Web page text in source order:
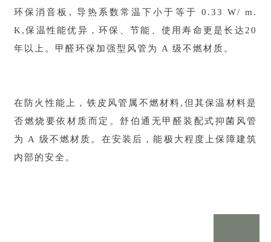
环保消音板, 导热系数常温下小于等于 0.33 W/ m.
K,保温性能优异，环保、节能、使用寿命更是长达20
年以上。甲醛环保加强型风管为 A 级不燃材质。
在防火性能上，铁皮风管属不燃材料,但其保温材料是
否燃烧要依材质而定。舒伯通无甲醛装配式抑菌风管
为 A 级不燃材质。在安装后，能极大程度上保障建筑
内部的安全。